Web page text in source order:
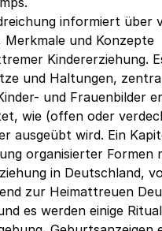
informiert über
Merkmale und Konzepte
Kindererziehung.
und Haltungen,
und Frauenbilder
wie (offen oder
ausgeübt wird. Ein
organisierter Formen
in Deutschland,
zur Heimattreuen
es werden einige